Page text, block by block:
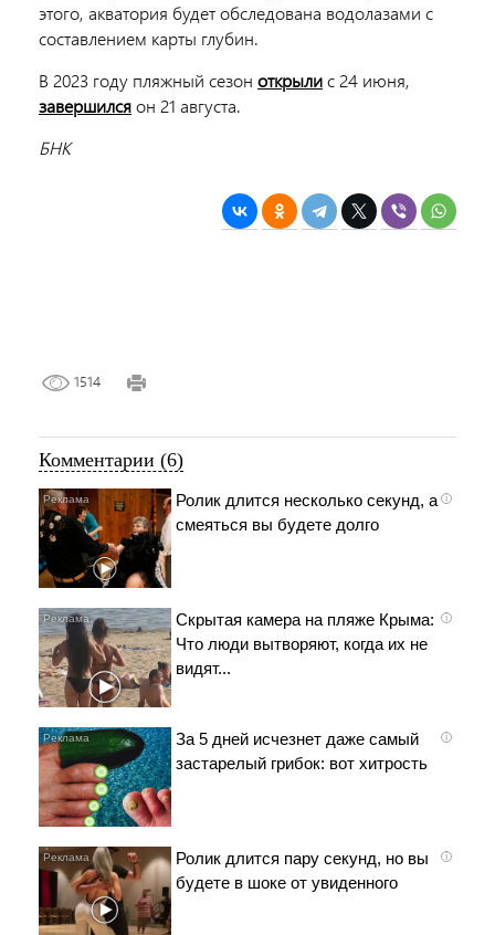
этого, акватория будет обследована водолазами с
составлением карты глубин.
В 2023 году пляжный сезон открылис 24 июня,
завершилсяон 21 августа.
БНК
1514
Комментарии (6)
i
Ролик длится несколько секунд, а
смеяться вы будете долго
i
Скрытая камера на пляже Крыма:
Что люди вытворяют, когда их не
видят...
i
За 5 дней исчезнет даже самый
застарелый грибок: вот хитрость
i
Ролик длится пару секунд, но вы
будете в шоке от увиденного